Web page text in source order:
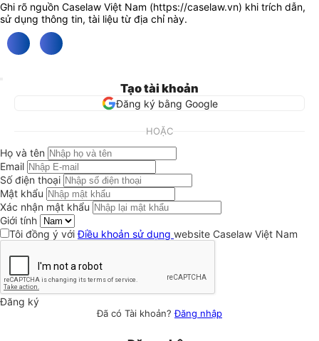
Ghi rõ nguồn Caselaw Việt Nam (https://caselaw.vn) khi trích dẫn,
sử dụng thông tin, tài liệu từ địa chỉ này.
Tạo tài khoản
Đăng ký bằng Google
HOẶC
Họ và tên
Email
Số điện thoại
Mật khẩu
Xác nhận mật khẩu
Giới tính
Tôi đồng ý vớiĐiều khoản sử dụng website Caselaw Việt Nam
Đăng ký
Đã có Tài khoản?Đăng nhập